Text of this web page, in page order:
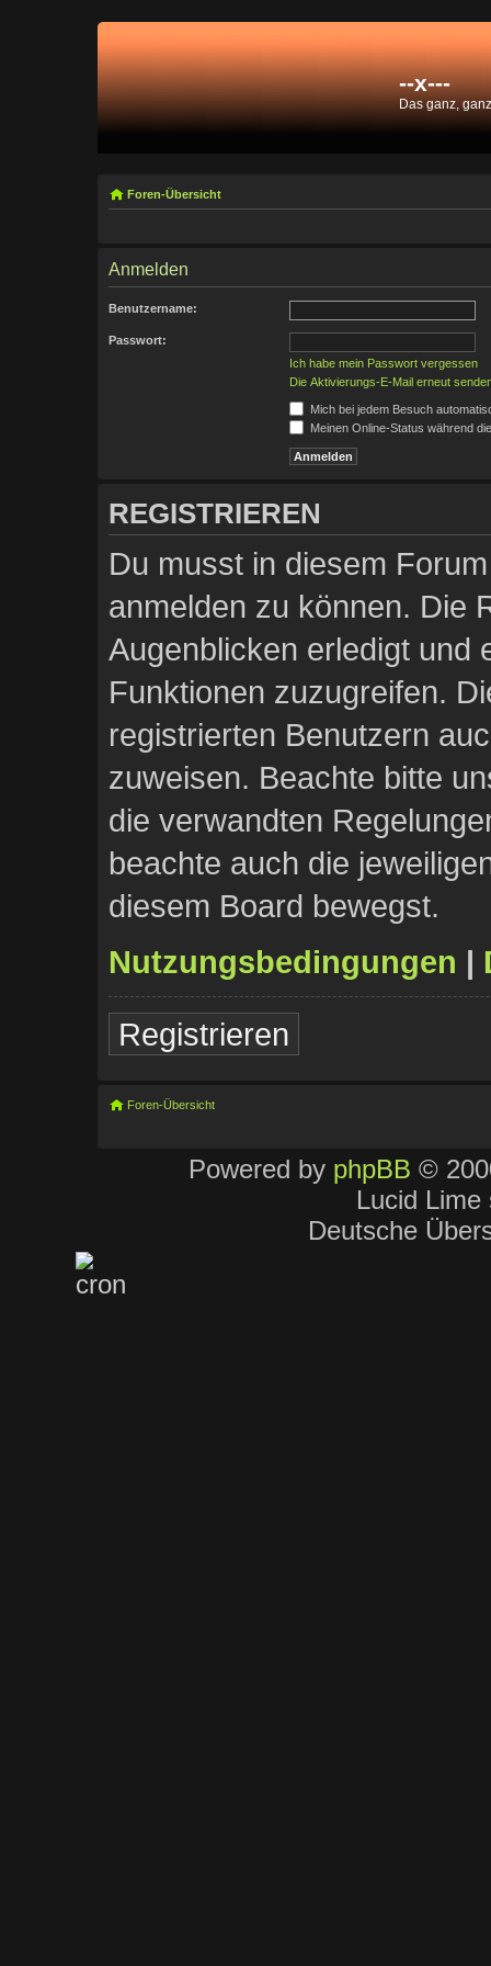
--x---
Das ganz,
Foren-Übersicht
Anmelden
Benutzername:
Passwort:
Ich habe mein Passwort vergessen
Die Aktivierungs-E-Mail erneut
Mich bei jedem Besuch
Meinen Online-Status während
REGISTRIEREN
Du musst in diesem
anmelden zu können. Die
Augenblicken erledigt und
Funktionen zuzugreifen.
registrierten Benutzern
zuweisen. Beachte bitte
die verwandten
beachte auch die
diesem Board bewegst.
Nutzungsbedingungen |
Registrieren
Foren-Übersicht
Powered by phpBB ©
Lucid
Deutsche